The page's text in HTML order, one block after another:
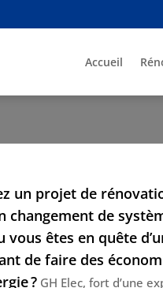
Accueil
un projet de
changement de
vous êtes en quête
de faire des
? GH Elec, fort d’une